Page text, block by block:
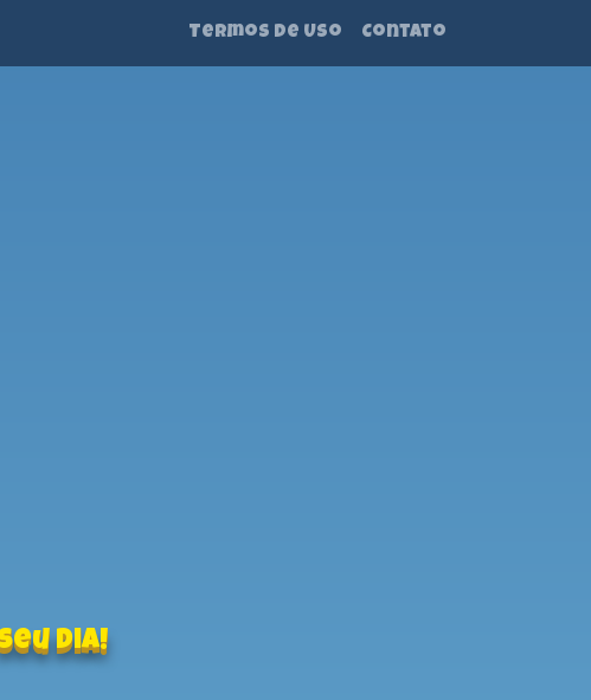
Termos de Uso Contato
dia!